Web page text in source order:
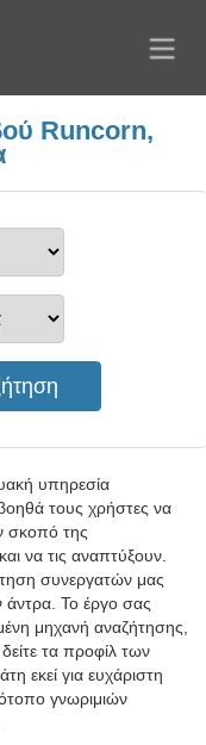
Runcorn,
υπηρεσία
τους χρήστες να
σκοπό της
να τις αναπτύξουν.
συνεργατών μας
άντρα. Το έργο σας
μηχανή αναζήτησης,
τα προφίλ των
εκεί για ευχάριστη
γνωριμιών